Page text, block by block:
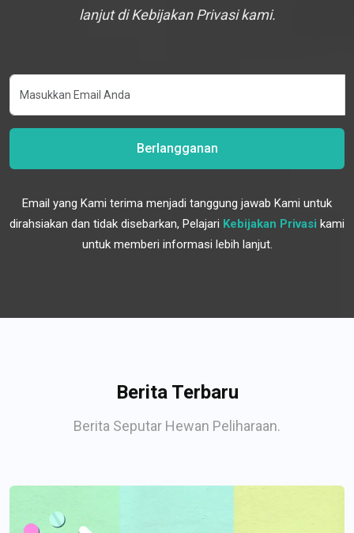
lanjut di Kebijakan Privasi kami.
Berlangganan
Email yang Kami terima menjadi tanggung jawab Kami untuk
dirahsiakan dan tidak disebarkan, Pelajari Kebijakan Privasi kami
untuk memberi informasi lebih lanjut.
Berita Terbaru
Berita Seputar Hewan Peliharaan.